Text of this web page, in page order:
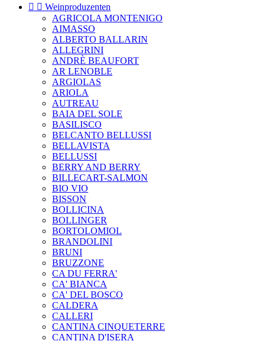
  Weinproduzenten
AGRICOLA MONTENIGO
AIMASSO
ALBERTO BALLARIN
ALLEGRINI
ANDRÈ BEAUFORT
AR LENOBLE
ARGIOLAS
ARIOLA
AUTREAU
BAIA DEL SOLE
BASILISCO
BELCANTO BELLUSSI
BELLAVISTA
BELLUSSI
BERRY AND BERRY
BILLECART-SALMON
BIO VIO
BISSON
BOLLICINA
BOLLINGER
BORTOLOMIOL
BRANDOLINI
BRUNI
BRUZZONE
CA DU FERRA'
CA' BIANCA
CA' DEL BOSCO
CALDERA
CALLERI
CANTINA CINQUETERRE
CANTINA D'ISERA